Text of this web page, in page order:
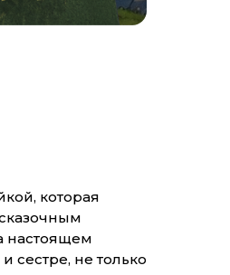
которая
настоящем
сестре, не только